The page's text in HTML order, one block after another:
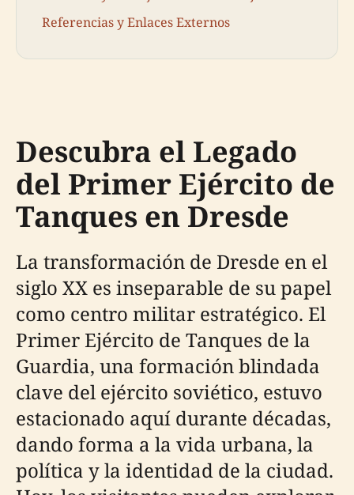
Referencias y Enlaces Externos
Descubra el Legado
del Primer Ejército de
Tanques en Dresde
La transformación de Dresde en el
siglo XX es inseparable de su papel
como centro militar estratégico. El
Primer Ejército de Tanques de la
Guardia, una formación blindada
clave del ejército soviético, estuvo
estacionado aquí durante décadas,
dando forma a la vida urbana, la
política y la identidad de la ciudad.